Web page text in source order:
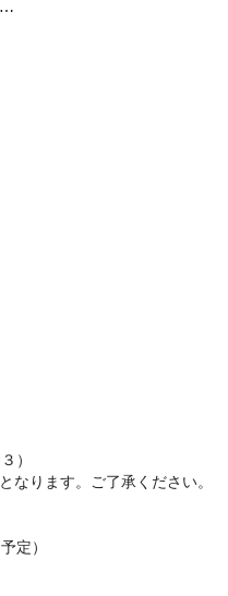
）
ります。ご了承ください。
定）